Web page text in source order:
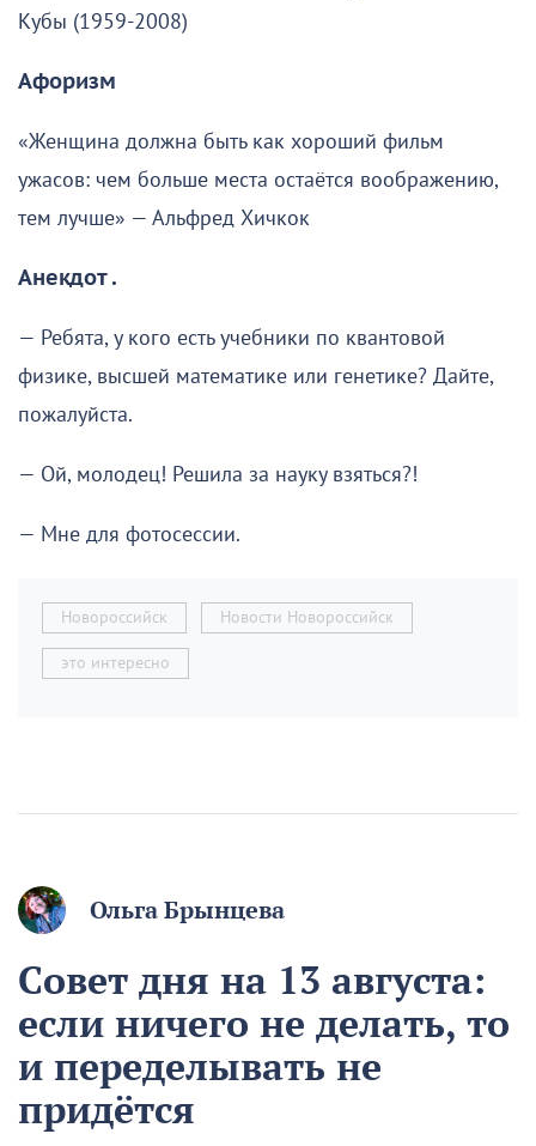
Кубы (1959-2008)
Афоризм
«Женщина должна быть как хороший фильм
ужасов: чем больше места остаётся воображению,
тем лучше» — Альфред Хичкок
Анекдот .
— Ребята, у кого есть учебники по квантовой
физике, высшей математике или генетике? Дайте,
пожалуйста.
— Ой, молодец! Решила за науку взяться?!
— Мне для фотосессии.
Новороссийск Новости Новороссийск
это интересно
Ольга Брынцева
Совет дня на 13 августа:
если ничего не делать, то
и переделывать не
придётся